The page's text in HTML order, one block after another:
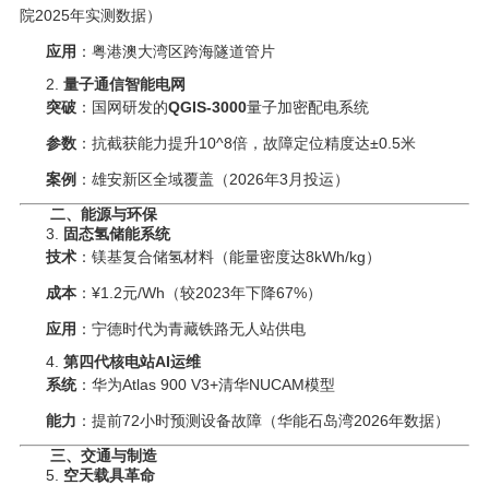
院2025年实测数据）
应用 ‌：粤港澳大湾区跨海隧道管片
2. ‌ 量子通信智能电网
突破‌：国网研发的‌QGIS-3000‌量子加密配电系统
参数‌：抗截获能力提升10^8倍，故障定位精度达±0.5米
案例 ‌：雄安新区全域覆盖（2026年3月投运）
二、能源与环保
3. ‌
固态氢储能系统
技术‌：镁基复合储氢材料（能量密度达8kWh/kg）
成本‌：¥1.2元/Wh（较2023年下降67%）
应用 ‌：宁德时代为青藏铁路无人站供电
4. ‌ 第四代核电站AI运维
系统‌：华为Atlas 900 V3+清华NUCAM模型
能力 ‌：提前72小时预测设备故障（华能石岛湾2026年数据）
三、交通与制造
5. ‌ 空天载具革命